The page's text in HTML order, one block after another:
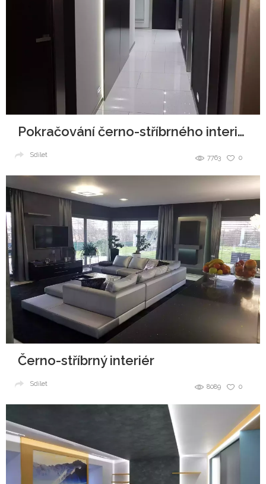
Pokračování černo-stříbrného interiéru, vstupní chodba do bytu.
0
7763
Sdílet
Černo-stříbrný interiér
0
8089
Sdílet